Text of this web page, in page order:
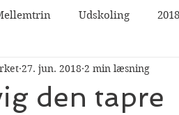
Udskoling 2018
den tapre
27. jun. 2018 2 min læsning